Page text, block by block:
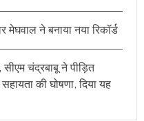
ने बनाया नया रिकॉर्ड
चंद्रबाबू ने पीड़ित
की घोषणा, दिया यह